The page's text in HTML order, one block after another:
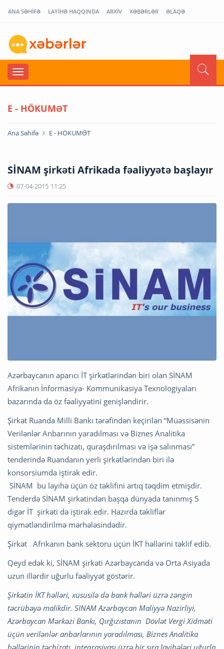
ANA SƏHİFƏ LAYİHƏ HAQQINDA ARXİV XƏBƏRLƏR ƏLAQƏ
E - HÖKUMƏT
Ana Səhifə E - HÖKUMƏT
SİNAM şirkəti Afrikada fəaliyyətə başlayır
07-04-2015 11:25
Azərbaycanın aparıcı İT şirkətlərindən biri olan SİNAM
Afrikanın İnformasiya- Kommunikasiya Texnologiyaları
bazarında da öz fəaliyyətini genişləndirir.
Şirkət Ruanda Milli Bankı tərəfindən keçirilən “Müəssisənin
Verilənlər Anbarının yaradılması və Biznes Analitika
sistemlərinin təchizatı, quraşdırılması və işə salınması”
tenderində Ruandanın yerli şirkətlərindən biri ilə
konsorsiumda iştirak edir.
SİNAM bu layihə üçün öz təklifini artıq təqdim etmişdir.
Tenderdə SİNAM şirkətindən başqa dünyada tanınmış 5
digər İT şirkəti də iştirak edir. Hazırda təkliflər
qiymətləndirilmə mərhələsindədir.
Şirkət Afrikanın bank sektoru üçün İKT həllərini təklif edib.
Qeyd edək ki, SİNAM şirkəti Azərbaycanda və Orta Asiyada
uzun illərdir uğurlu fəaliyyət göstərir.
Şirkətin İKT həlləri, xüsusilə də bank həlləri üzrə zəngin
təcrübəyə malikdir. SINAM Azərbaycan Maliyyə Nazirliyi,
Azərbaycan Mərkəzi Bankı, Qırğızıstanın Dövlət Vergi Xidməti
üçün verilənlər anbarlarının yaradılması, Biznes Analitika